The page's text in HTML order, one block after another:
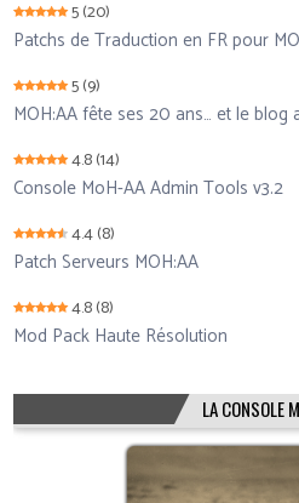
5(20)
Patchs de Traduction en FR pour
5(9)
MOH:AA fête ses 20 ans… et le blog
4.8(14)
Console MoH-AA Admin Tools v3.2
4.4(8)
Patch Serveurs MOH:AA
4.8(8)
Mod Pack Haute Résolution
LA CONSOLE